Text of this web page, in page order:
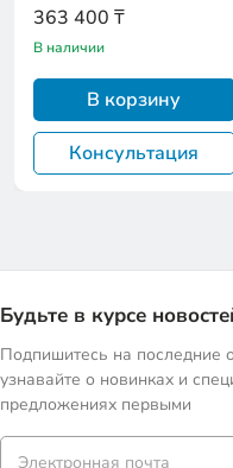
363 400 ₸
В наличии
В корзину
Консультация
Будьте в курсе
Подпишитесь на последние
узнавайте о новинках и
предложениях первыми